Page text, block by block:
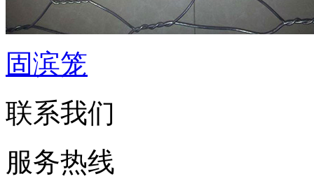
固滨笼
联系我们
服务热线